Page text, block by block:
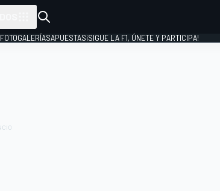
FOTOGALERÍASAPUESTAS¡SIGUE LA F1, ÚNETE Y PARTICIPA!